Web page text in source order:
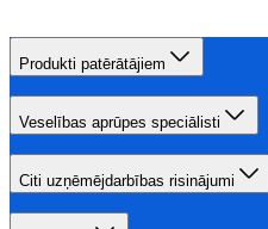
Produkti patērātājiem
Veselības aprūpes speciālisti
Citi uzņēmējdarbības risinājumi